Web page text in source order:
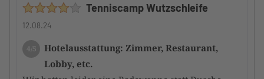
Tenniscamp Wutzschleife
12.08.24
4/5
Hotelausstattung: Zimmer, Restaurant,
Lobby, etc.